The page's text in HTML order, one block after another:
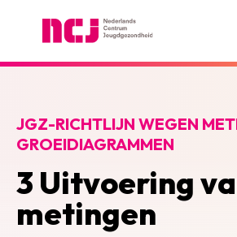
3 Uitvoering
metingen
JGZ-RICHTLIJN WEGEN
GROEIDIAGRAMMEN